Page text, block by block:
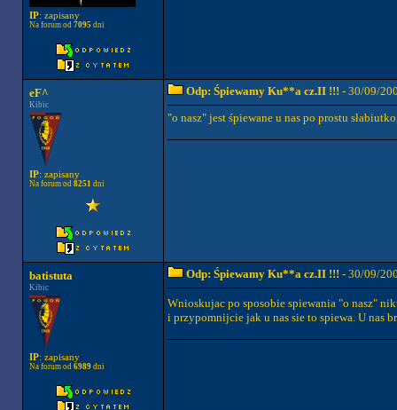
IP: zapisany
Na forum od 7095dni
eF^
Kibic
IP: zapisany
Na forum od 8251 dni
Odp: Śpiewamy Ku**a cz.II !!! - 30/09/
"o nasz" jest śpiewane u nas po prostu
batistuta
Kibic
IP: zapisany
Na forum od 6989dni
Odp: Śpiewamy Ku**a cz.II !!! - 30/09/
Wnioskujac po sposobie spiewania "o nasz"
i przypomnijcie jak u nas sie to spiewa. U nas